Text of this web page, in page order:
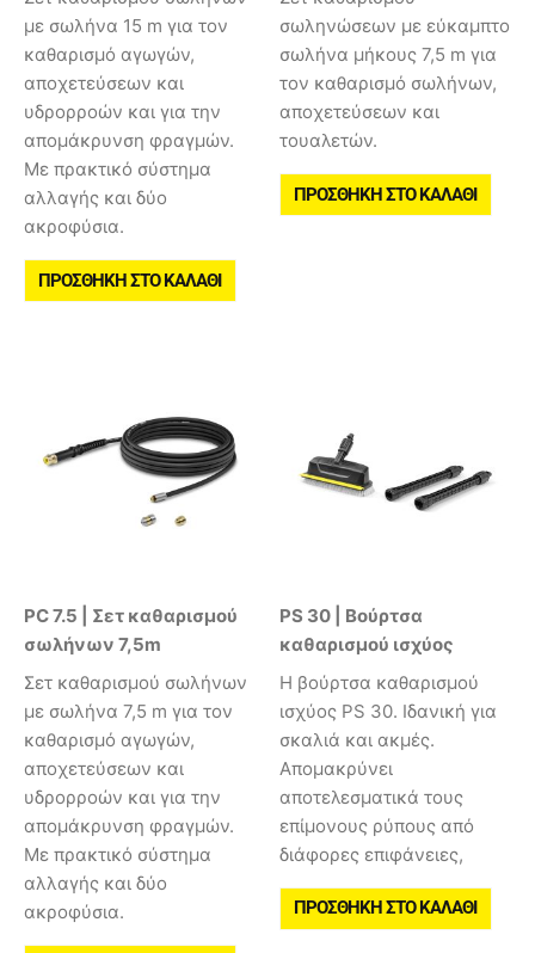
με σωλήνα 15 m για τον
καθαρισμό αγωγών,
αποχετεύσεων και
υδρορροών και για την
απομάκρυνση φραγμών.
Με πρακτικό σύστημα
αλλαγής και δύο
ακροφύσια.
ΠΡΟΣΘΉΚΗ ΣΤΟ ΚΑΛΆΘΙ
σωληνώσεων με εύκαμπτο
σωλήνα μήκους 7,5 m για
τον καθαρισμό σωλήνων,
αποχετεύσεων και
τουαλετών.
ΠΡΟΣΘΉΚΗ ΣΤΟ ΚΑΛΆΘΙ
PC 7.5 | Σετ καθαρισμού
σωλήνων 7,5m
Σετ καθαρισμού σωλήνων
με σωλήνα 7,5 m για τον
καθαρισμό αγωγών,
αποχετεύσεων και
υδρορροών και για την
απομάκρυνση φραγμών.
Με πρακτικό σύστημα
αλλαγής και δύο
ακροφύσια.
PS 30 | Βούρτσα
καθαρισμού ισχύος
Η βούρτσα καθαρισμού
ισχύος PS 30. Ιδανική για
σκαλιά και ακμές.
Aπομακρύνει
αποτελεσματικά τους
επίμονους ρύπους από
διάφορες επιφάνειες,
ΠΡΟΣΘΉΚΗ ΣΤΟ ΚΑΛΆΘΙ